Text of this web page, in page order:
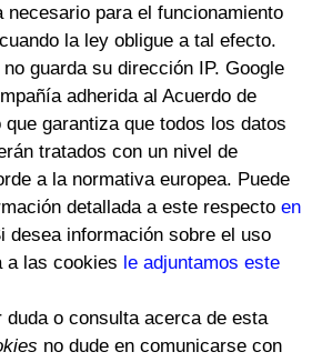
necesario para el funcionamiento
la ley obligue a tal efecto.
guarda su dirección IP. Google
adherida al Acuerdo de
que garantiza que todos los datos
tratados con un nivel de
a la normativa europea. Puede
detallada a este respecto en
desea información sobre el uso
a las cookies le adjuntamos este
duda o consulta acerca de esta
no dude en comunicarse con